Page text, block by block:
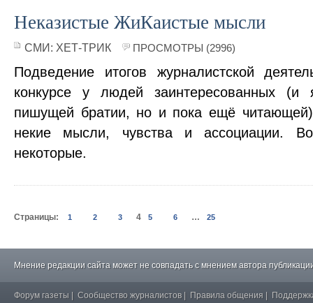
Неказистые ЖиКаистые мысли
СМИ: ХЕТ-ТРИК ПРОСМОТРЫ (2996)
Подведение итогов журналистской
конкурсе у людей заинтересованных
пишущей братии, но и пока ещё
некие мысли, чувства и ассоциации.
некоторые.
Страницы: 1 2 3 4 5 6 … 25
Мнение редакции сайта может не совпадать с мнением автора
Форум газеты Сообщество журналистов Правила общения